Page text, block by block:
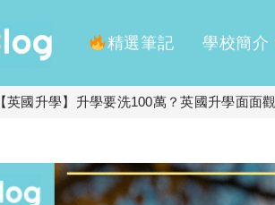
精選筆記 學校簡介
【英國升學】升學要洗100萬？英國升學面面觀